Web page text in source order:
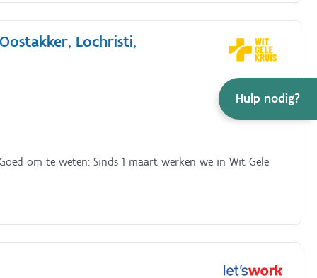
Hulp nodig?
Lochristi,
om te weten: Sinds 1 maart werken we in Wit Gele